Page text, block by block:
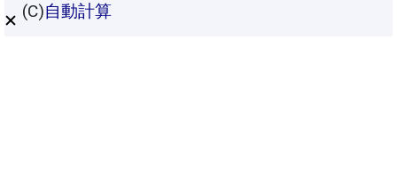
(C)自動計算